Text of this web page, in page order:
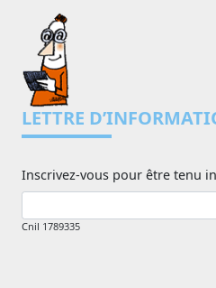
LETTRE
Inscrivez-vous pour être tenu
Cnil 1789335